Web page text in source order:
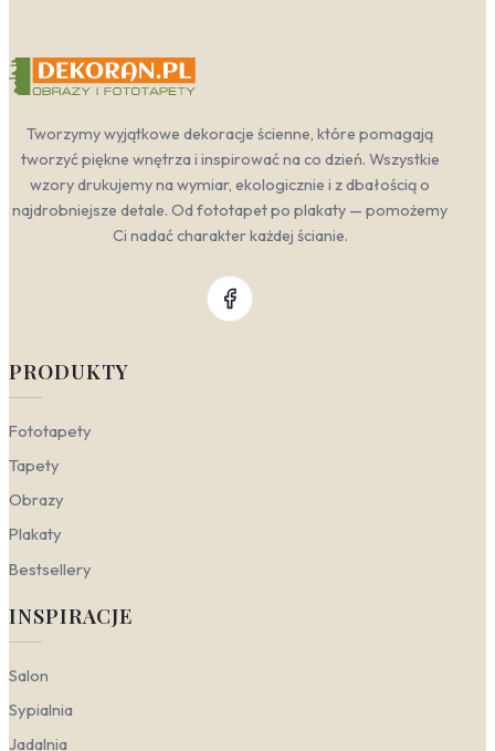
Tworzymy wyjątkowe dekoracje ścienne, które pomagają
tworzyć piękne wnętrza i inspirować na co dzień. Wszystkie
wzory drukujemy na wymiar, ekologicznie i z dbałością o
najdrobniejsze detale. Od fototapet po plakaty — pomożemy
Ci nadać charakter każdej ścianie.
PRODUKTY
Fototapety
Tapety
Obrazy
Plakaty
Bestsellery
INSPIRACJE
Salon
Sypialnia
Jadalnia